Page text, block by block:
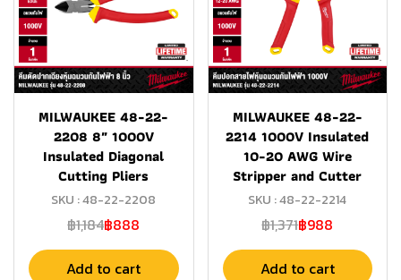
MILWAUKEE 48-22-
2208 8″ 1000V
Insulated Diagonal
Cutting Pliers
SKU : 48-22-2208
฿1,184฿888
Add to cart
MILWAUKEE 48-22-
2214 1000V Insulated
10-20 AWG Wire
Stripper and Cutter
SKU : 48-22-2214
฿1,371฿988
Add to cart